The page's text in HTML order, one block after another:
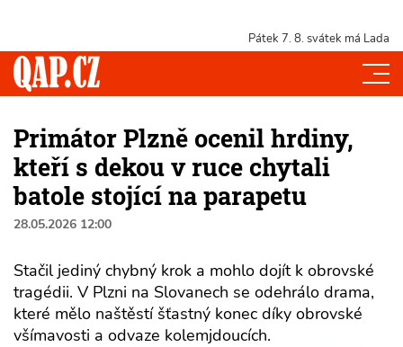
Pátek 7. 8. svátek má Lada
Primátor Plzně ocenil hrdiny,
kteří s dekou v ruce chytali
batole stojící na parapetu
28.05.2026 12:00
Stačil jediný chybný krok a mohlo dojít k obrovské
tragédii. V Plzni na Slovanech se odehrálo drama,
které mělo naštěstí šťastný konec díky obrovské
všímavosti a odvaze kolemjdoucích.